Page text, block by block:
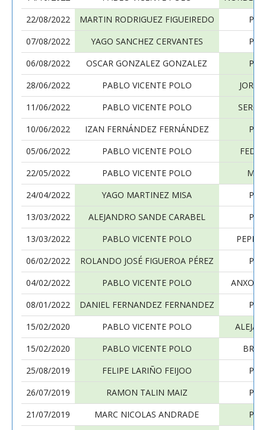
22/08/2022
MARTIN RODRIGUEZ FIGUEIREDO
07/08/2022
YAGO SANCHEZ CERVANTES
06/08/2022
OSCAR GONZALEZ GONZALEZ
28/06/2022
PABLO VICENTE POLO
11/06/2022
PABLO VICENTE POLO
10/06/2022
IZAN FERNÁNDEZ FERNÁNDEZ
05/06/2022
PABLO VICENTE POLO
22/05/2022
PABLO VICENTE POLO
24/04/2022
YAGO MARTINEZ MISA
13/03/2022
ALEJANDRO SANDE CARABEL
13/03/2022
PABLO VICENTE POLO
PEPE
06/02/2022
ROLANDO JOSÉ FIGUEROA PÉREZ
04/02/2022
PABLO VICENTE POLO
ANXO
08/01/2022
DANIEL FERNANDEZ FERNANDEZ
15/02/2020
PABLO VICENTE POLO
15/02/2020
PABLO VICENTE POLO
25/08/2019
FELIPE LARIÑO FEIJOO
26/07/2019
RAMON TALIN MAIZ
21/07/2019
MARC NICOLAS ANDRADE